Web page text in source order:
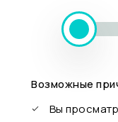
Возможные
Вы